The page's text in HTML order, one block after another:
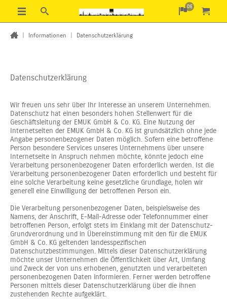
DE
Informationen Datenschutzerklärung
Datenschutzerklärung
Wir freuen uns sehr über Ihr Interesse an unserem Unternehmen.
Datenschutz hat einen besonders hohen Stellenwert für die
Geschäftsleitung der EMUK GmbH & Co. KG. Eine Nutzung der
Internetseiten der EMUK GmbH & Co. KG ist grundsätzlich ohne jede
Angabe personenbezogener Daten möglich. Sofern eine betroffene
Person besondere Services unseres Unternehmens über unsere
Internetseite in Anspruch nehmen möchte, könnte jedoch eine
Verarbeitung personenbezogener Daten erforderlich werden. Ist die
Verarbeitung personenbezogener Daten erforderlich und besteht für
eine solche Verarbeitung keine gesetzliche Grundlage, holen wir
generell eine Einwilligung der betroffenen Person ein.
Die Verarbeitung personenbezogener Daten, beispielsweise des
Namens, der Anschrift, E-Mail-Adresse oder Telefonnummer einer
betroffenen Person, erfolgt stets im Einklang mit der Datenschutz-
Grundverordnung und in Übereinstimmung mit den für die EMUK
GmbH & Co. KG geltenden landesspezifischen
Datenschutzbestimmungen. Mittels dieser Datenschutzerklärung
möchte unser Unternehmen die Öffentlichkeit über Art, Umfang
und Zweck der von uns erhobenen, genutzten und verarbeiteten
personenbezogenen Daten informieren. Ferner werden betroffene
Personen mittels dieser Datenschutzerklärung über die ihnen
zustehenden Rechte aufgeklärt.